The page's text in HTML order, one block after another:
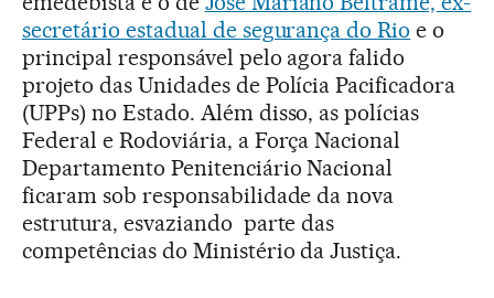
secretário estadual de segurança do Rio e o
principal responsável pelo agora falido
projeto das Unidades de Polícia Pacificadora
(UPPs) no Estado. Além disso, as polícias
Federal e Rodoviária, a Força Nacional
Departamento Penitenciário Nacional
ficaram sob responsabilidade da nova
estrutura, esvaziando parte das
competências do Ministério da Justiça.